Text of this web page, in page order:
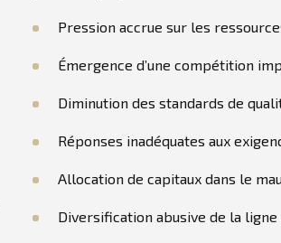
Pression accrue sur les
Émergence d’une compétition
Diminution des standards de
Réponses inadéquates aux
Allocation de capitaux dans le
Diversification abusive de la